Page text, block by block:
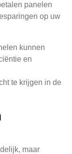
panelen
op uw
kunnen
en
te krijgen in de
maar